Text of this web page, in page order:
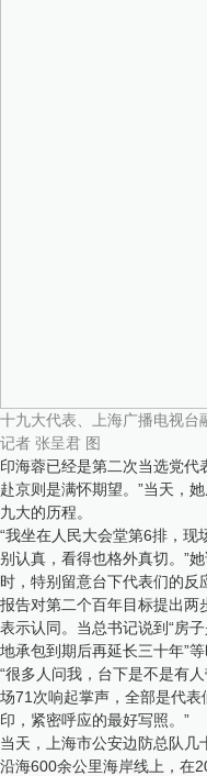
十九大代表、上海广播电视台
记者 张呈君 图
印海蓉已经是第二次当选党代
赴京则是满怀期望。”当天，
九大的历程。
“我坐在人民大会堂第6排，
别认真，看得也格外真切。”
时，特别留意台下代表们的反
报告对第二个百年目标提出两
表示认同。当总书记说到“房
地承包到期后再延长三十年”
“很多人问我，台下是不是有
场71次响起掌声，全部是代表
印，紧密呼应的最好写照。”
当天，上海市公安边防总队
沿海600余公里海岸线上，在